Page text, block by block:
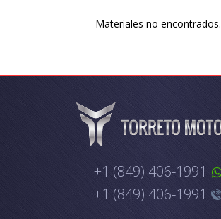
Materiales no encontrados.
+1 (849) 406-1991
+1 (849) 406-1991